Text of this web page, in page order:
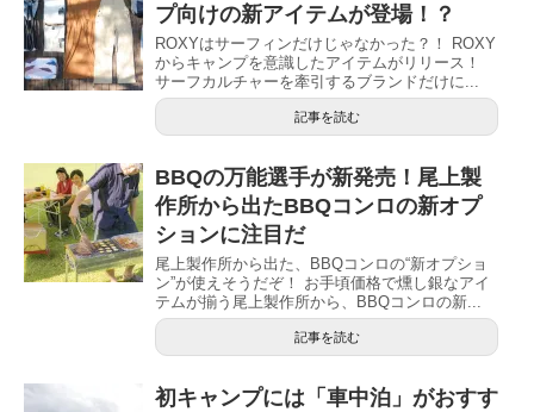
プ向けの新アイテムが登場！？
ROXYはサーフィンだけじゃなかった？！ ROXY
からキャンプを意識したアイテムがリリース！
サーフカルチャーを牽引するブランドだけに...
記事を読む
BBQの万能選手が新発売！尾上製
作所から出たBBQコンロの新オプ
ションに注目だ
尾上製作所から出た、BBQコンロの“新オプショ
ン”が使えそうだぞ！ お手頃価格で燻し銀なアイ
テムが揃う尾上製作所から、BBQコンロの新...
記事を読む
初キャンプには「車中泊」がおすす